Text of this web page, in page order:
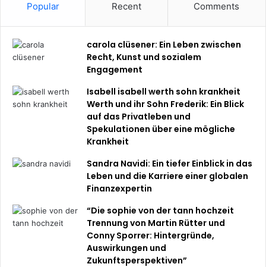
Popular Recent Comments
carola clüsener: Ein Leben zwischen
Recht, Kunst und sozialem
Engagement
Isabell isabell werth sohn krankheit
Werth und ihr Sohn Frederik: Ein Blick
auf das Privatleben und
Spekulationen über eine mögliche
Krankheit
Sandra Navidi: Ein tiefer Einblick in das
Leben und die Karriere einer globalen
Finanzexpertin
“Die sophie von der tann hochzeit
Trennung von Martin Rütter und
Conny Sporrer: Hintergründe,
Auswirkungen und
Zukunftsperspektiven”